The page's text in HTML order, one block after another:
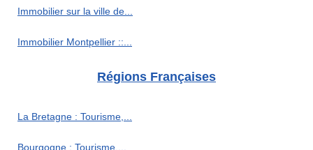
Immobilier sur la ville de...
Immobilier Montpellier ::...
Régions Françaises
La Bretagne : Tourisme,...
Bourgogne : Tourisme,...